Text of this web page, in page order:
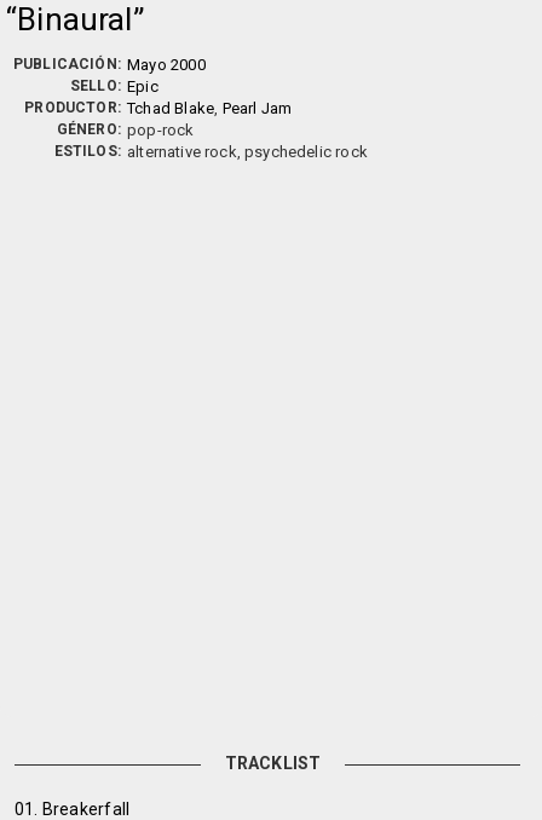
Binaural
PUBLICACIÓN: Mayo 2000
SELLO: Epic
PRODUCTOR: Tchad Blake, Pearl Jam
GÉNERO: pop-rock
ESTILOS: alternative rock, psychedelic rock
TRACKLIST
01. Breakerfall